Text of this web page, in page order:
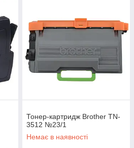
Тонер-картридж Brother TN-
3512 №23/1
Немає в наявності